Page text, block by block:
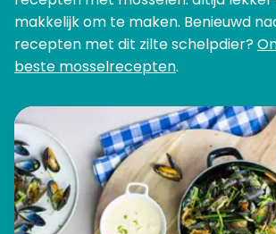
makkelijk om te maken. Benieuwd
recepten met dit zilte schelpdier?
beste mosselrecepten.